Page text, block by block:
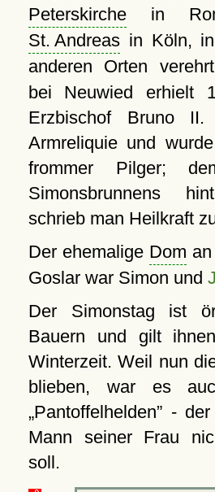
Peterskirchein
St. Andreasin Köln, in
anderen Orten
bei Neuwied erhielt
Erzbischof Bruno
Armreliquie und
frommer Pilger;
Simonsbrunnens
schrieb man Heilkraft
Der ehemalige Dom
Goslar war Simon und
Der Simonstag ist
Bauern und gilt
Winterzeit. Weil nun
blieben, war es
Pantoffelhelden - der
Mann seiner Frau
soll.